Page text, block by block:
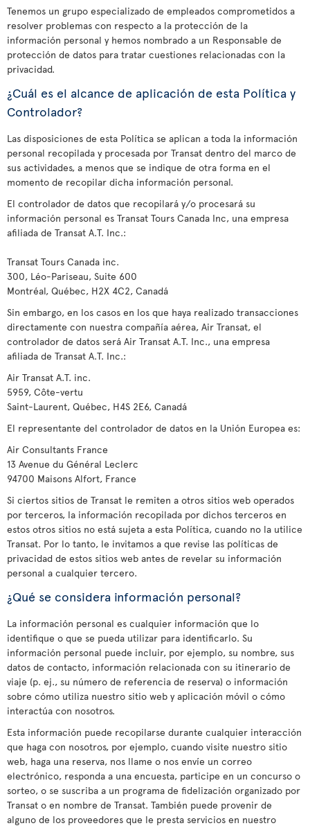
Tenemos un grupo especializado de empleados comprometidos a
resolver problemas con respecto a la protección de la
información personal y hemos nombrado a un Responsable de
protección de datos para tratar cuestiones relacionadas con la
privacidad.
¿Cuál es el alcance de aplicación de esta Política y
Controlador?
Las disposiciones de esta Política se aplican a toda la información
personal recopilada y procesada por Transat dentro del marco de
sus actividades, a menos que se indique de otra forma en el
momento de recopilar dicha información personal.
El controlador de datos que recopilará y/o procesará su
información personal es Transat Tours Canada Inc, una empresa
afiliada de Transat A.T. Inc.:
Transat Tours Canada inc.
300, Léo-Pariseau, Suite 600
Montréal, Québec, H2X 4C2, Canadá
Sin embargo, en los casos en los que haya realizado transacciones
directamente con nuestra compañía aérea, Air Transat, el
controlador de datos será Air Transat A.T. Inc., una empresa
afiliada de Transat A.T. Inc.:
Air Transat A.T. inc.
5959, Côte-vertu
Saint-Laurent, Québec, H4S 2E6, Canadá
El representante del controlador de datos en la Unión Europea es:
Air Consultants France
13 Avenue du Général Leclerc
94700 Maisons Alfort, France
Si ciertos sitios de Transat le remiten a otros sitios web operados
por terceros, la información recopilada por dichos terceros en
estos otros sitios no está sujeta a esta Política, cuando no la utilice
Transat. Por lo tanto, le invitamos a que revise las políticas de
privacidad de estos sitios web antes de revelar su información
personal a cualquier tercero.
¿Qué se considera información personal?
La información personal es cualquier información que lo
identifique o que se pueda utilizar para identificarlo. Su
información personal puede incluir, por ejemplo, su nombre, sus
datos de contacto, información relacionada con su itinerario de
viaje (p. ej., su número de referencia de reserva) o información
sobre cómo utiliza nuestro sitio web y aplicación móvil o cómo
interactúa con nosotros.
Esta información puede recopilarse durante cualquier interacción
que haga con nosotros, por ejemplo, cuando visite nuestro sitio
web, haga una reserva, nos llame o nos envíe un correo
electrónico, responda a una encuesta, participe en un concurso o
sorteo, o se suscriba a un programa de fidelización organizado por
Transat o en nombre de Transat. También puede provenir de
alguno de los proveedores que le presta servicios en nuestro